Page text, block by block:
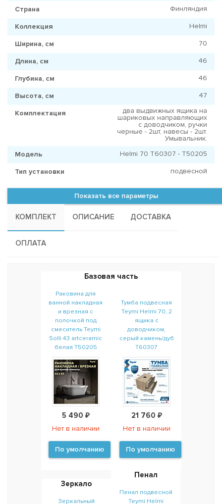
Страна Финляндия
Коллекция Helmi
Ширина, см 70
Длина, см 46
Глубина, см 46
Высота, см 47
Комплектация
два выдвижных ящика на
шариковых направляющих
с доводчиком, ручки
черные - 2шт, навесы - 2шт.
Умывальник.
Модель
Helmi 70 T60307 - T50205
Тип установки подвесной
Показать все параметры
КОМПЛЕКТ ОПИСАНИЕ ДОСТАВКА
ОПЛАТА
Базовая часть
Раковина для
ванной накладная
и врезная с
полочкой под
смеситель Teymi
Solli 43 artceramic
белая T50205
5 490 ₽
Нет в наличии
По умолчанию
Тумба подвесная
Teymi Helmi 70, 2
ящика с
доводчиком,
серый камень/дуб
T60307
21 760 ₽
Нет в наличии
По умолчанию
Зеркало
Зеркальный
Пенал
Пенал подвесной
Teymi Helmi